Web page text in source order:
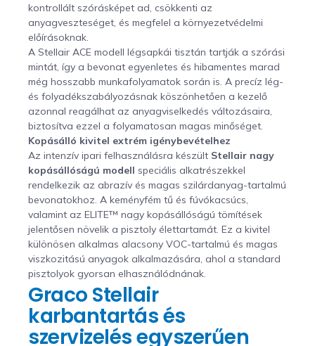
kontrollált szórásképet ad, csökkenti az
anyagveszteséget, és megfelel a környezetvédelmi
előírásoknak.
A Stellair ACE modell légsapkái tisztán tartják a szórási
mintát, így a bevonat egyenletes és hibamentes marad
még hosszabb munkafolyamatok során is. A precíz lég-
és folyadékszabályozásnak köszönhetően a kezelő
azonnal reagálhat az anyagviselkedés változásaira,
biztosítva ezzel a folyamatosan magas minőséget.
Kopásálló kivitel extrém igénybevételhez
Az intenzív ipari felhasználásra készült Stellair nagy
kopásállóságú modell speciális alkatrészekkel
rendelkezik az abrazív és magas szilárdanyag-tartalmú
bevonatokhoz. A keményfém tű és fúvókacsúcs,
valamint az ELITE™ nagy kopásállóságú tömítések
jelentősen növelik a pisztoly élettartamát. Ez a kivitel
különösen alkalmas alacsony VOC-tartalmú és magas
viszkozitású anyagok alkalmazására, ahol a standard
pisztolyok gyorsan elhasználódnának.
Graco Stellair
karbantartás és
szervizelés egyszerűen